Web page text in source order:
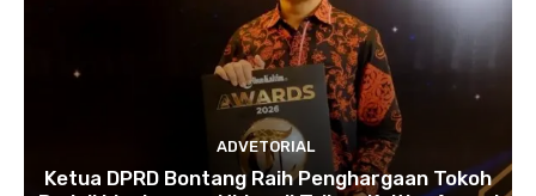
ADVETORIAL
Ketua DPRD Bontang Raih Penghargaan Tokoh